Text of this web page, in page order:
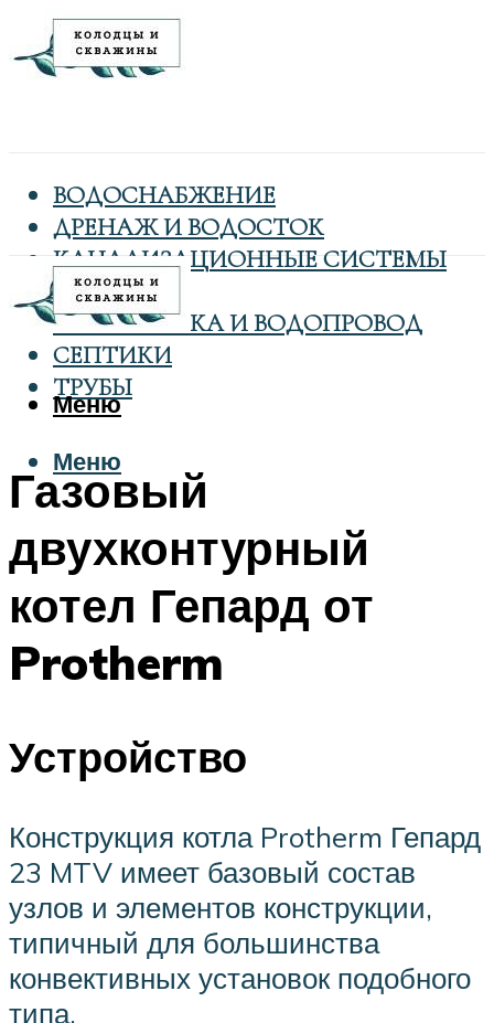
ВОДОСНАБЖЕНИЕ
ДРЕНАЖ И ВОДОСТОК
КАНАЛИЗАЦИОННЫЕ СИСТЕМЫ
КОЛОДЦЫ
САНТЕХНИКА И ВОДОПРОВОД
СЕПТИКИ
ТРУБЫ
Меню
Меню
Газовый
двухконтурный
котел Гепард от
Protherm
Устройство
Конструкция котла Protherm Гепард
23 MTV имеет базовый состав
узлов и элементов конструкции,
типичный для большинства
конвективных установок подобного
типа.